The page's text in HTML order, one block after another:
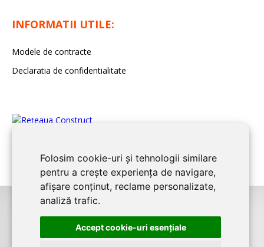
Folosim cookie-uri și tehnologii similare
pentru a crește experiența de navigare,
afișare conținut, reclame personalizate,
analiză trafic.
Accept cookie-uri esenţiale
INFORMATII UTILE:
Modele de contracte
Declaratia de confidentialitate
BUCURESTI CONSTRUCTeste un serviciu de promovare online
pentru firme. Proiect digital dezvoltat deLIVE COMMUNICATIONS SRL